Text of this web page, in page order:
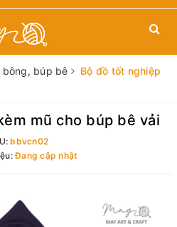
búp bê
Bộ đồ tốt nghiệp
mũ cho búp bê vải
bbvcn02
Đang cập nhật